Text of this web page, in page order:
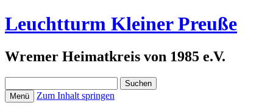
Leuchtturm Kleiner Preuße
Wremer Heimatkreis von 1985 e.V.
nach:
Menü Zum Inhalt springen